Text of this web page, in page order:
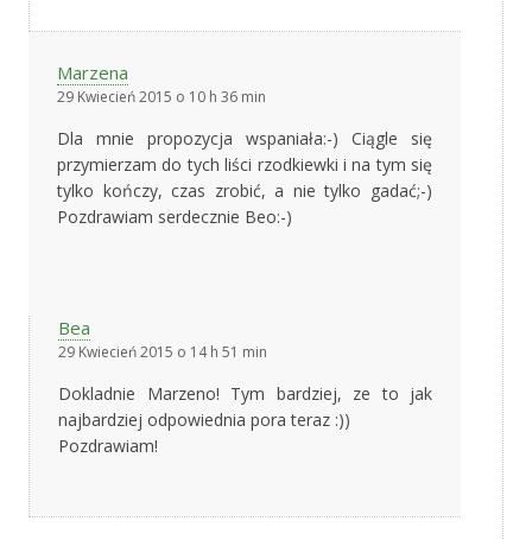
Marzena
29 Kwiecień 2015 o 10 h 36 min
Dla mnie propozycja wspaniała:-) Ciągle się
przymierzam do tych liści rzodkiewki i na tym się
tylko kończy, czas zrobić, a nie tylko gadać;-)
Pozdrawiam serdecznie Beo:-)
Bea
29 Kwiecień 2015 o 14 h 51 min
Dokladnie Marzeno! Tym bardziej, ze to jak
najbardziej odpowiednia pora teraz :))
Pozdrawiam!